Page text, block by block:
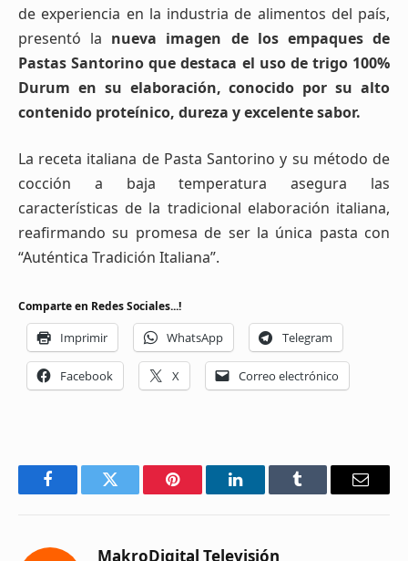
de experiencia en la industria de alimentos del país,
presentó la nueva imagen de los empaques de
Pastas Santorino que destaca el uso de trigo 100%
Durum en su elaboración, conocido por su alto
contenido proteínico, dureza y excelente sabor.
La receta italiana de Pasta Santorino y su método de
cocción a baja temperatura asegura las
características de la tradicional elaboración italiana,
reafirmando su promesa de ser la única pasta con
“Auténtica Tradición Italiana”.
Comparte en Redes Sociales...!
Imprimir WhatsApp Telegram
Facebook X Correo electrónico
FacebookTwitter Pinterest LinkedInTumblr Email
MakroDigital Televisión